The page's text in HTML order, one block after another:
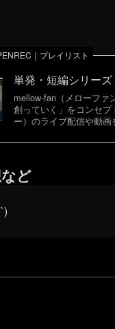
｜プレイリスト
単発・短編シリーズ
mellow-fan（メローファ
創っていく」をコンセ
ー）のライブ配信や動
ど